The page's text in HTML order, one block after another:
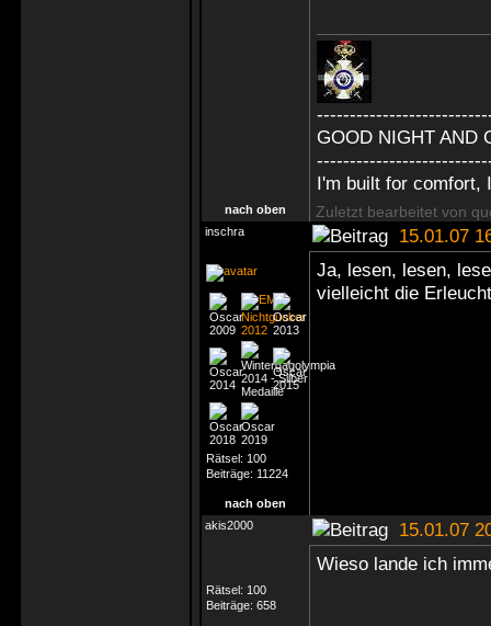
GOOD NIGHT AND
I'm built for comfort,
nach oben Zuletzt bearbeitet von
inschra 15.01.07
Rätsel: 100
Beiträge: 11224
Ja, lesen, lesen,
vielleicht die
nach oben
akis2000
15.01.07
Rätsel: 100
Beiträge: 658
Wieso lande ich